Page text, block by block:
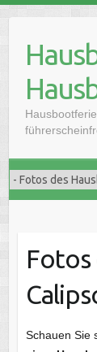
content
Fotos
Schauen Sie